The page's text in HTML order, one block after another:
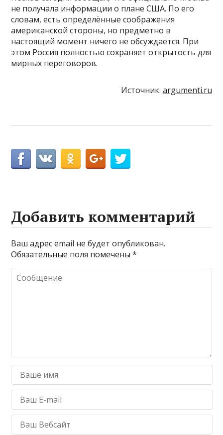
не получала информации о плане США. По его
словам, есть определённые соображения
американской стороны, но предметно в
настоящий момент ничего не обсуждается. При
этом Россия полностью сохраняет открытость для
мирных переговоров.
Источник: argumenti.ru
Добавить комментарий
Ваш адрес email не будет опубликован.
Обязательные поля помечены*